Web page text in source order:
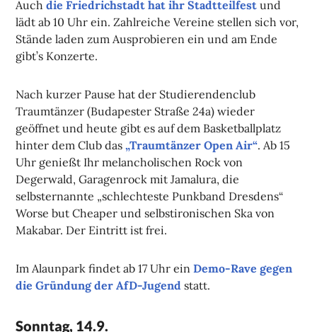
Auchdie Friedrichstadt hat ihr Stadtteilfest und
lädt ab 10 Uhr ein. Zahlreiche Vereine stellen sich vor,
Stände laden zum Ausprobieren ein und am Ende
gibt’s Konzerte.
Nach kurzer Pause hat der Studierendenclub
Traumtänzer (Budapester Straße 24a) wieder
geöffnet und heute gibt es auf dem Basketballplatz
hinter dem Club das„Traumtänzer Open Air“. Ab 15
Uhr genießt Ihr melancholischen Rock von
Degerwald, Garagenrock mit Jamalura, die
selbsternannte „schlechteste Punkband Dresdens“
Worse but Cheaper und selbstironischen Ska von
Makabar. Der Eintritt ist frei.
Im Alaunpark findet ab 17 Uhr einDemo-Rave gegen
die Gründung der AfD-Jugend statt.
Sonntag, 14.9.